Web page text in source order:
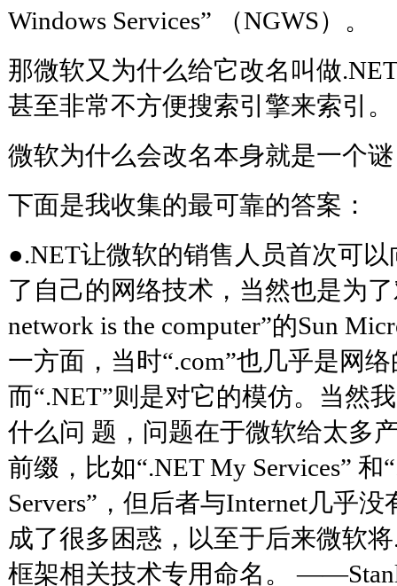
Windows Services” （NGWS）。
那微软又为什么给它改名叫做
甚至非常不方便搜索引擎来索引。
微软为什么会改名本身就是一个
下面是我收集的最可靠的答案：
●.NET让微软的销售人员首次可
了自己的网络技术，当然也是为
network is the computer”的Sun
一方面，当时“.com”也几乎是网
而“.NET”则是对它的模仿。当然
什么问 题，问题在于微软给太多
前缀，比如“.NET My Services” 和
Servers”，但后者与Internet几乎
成了很多困惑，以至于后来微软
框架相关技术专用命名。